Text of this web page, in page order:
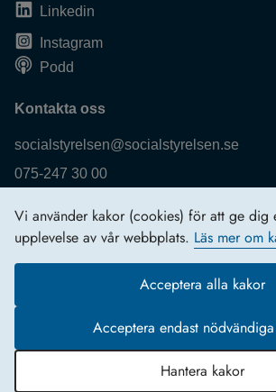
Vi använder kakor (cookies) för att ge dig
upplevelse av vår webbplats. Läs mer om
Acceptera alla kakor
Acceptera endast
Hantera kakor
Linkedin
Instagram
Podd
Kontakta oss
socialstyrelsen@socialstyrelsen.se
075-247 30 00
Logga in
Behandling av personuppgifter